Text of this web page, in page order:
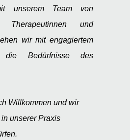
unserem Team von
Therapeutinnen und
wir mit engagiertem
Bedürfnisse des
Willkommen und wir
unserer Praxis